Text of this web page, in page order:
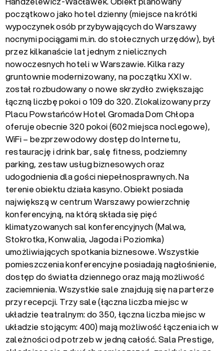
początkowo jako hotel dzienny (miejsce na krótki
wypoczynek osób przybywających do Warszawy
nocnymi pociągami m.in. do stołecznych urzędów), był
przez kilkanaście lat jednym z nielicznych
nowoczesnych hoteli w Warszawie. Kilka razy
gruntownie modernizowany, na początku XXI w.
został rozbudowany o nowe skrzydło zwiększając
łączną liczbę pokoi o 109 do 320. Zlokalizowany przy
Placu Powstańców Hotel Gromada Dom Chłopa
oferuje obecnie 320 pokoi (602 miejsca noclegowe),
WiFi – bezprzewodowy dostęp do Internetu,
restaurację i drink bar, salę fitness, podziemny
parking, zestaw usług biznesowych oraz
udogodnienia dla gości niepełnosprawnych. Na
terenie obiektu działa kasyno. Obiekt posiada
największą w centrum Warszawy powierzchnię
konferencyjną, na którą składa się pięć
klimatyzowanych sal konferencyjnych (Malwa,
Stokrotka, Konwalia, Jagoda i Poziomka)
umożliwiających spotkania biznesowe. Wszystkie
pomieszczenia konferencyjne posiadają nagłośnienie,
dostęp do światła dziennego oraz mają możliwość
zaciemnienia. Wszystkie sale znajdują się na parterze
przy recepcji. Trzy sale (łączna liczba miejsc w
układzie teatralnym: do 350, łączna liczba miejsc w
układzie stojącym: 400) mają możliwość łączenia ich w
zależności od potrzeb w jedną całość. Sala Prestige,